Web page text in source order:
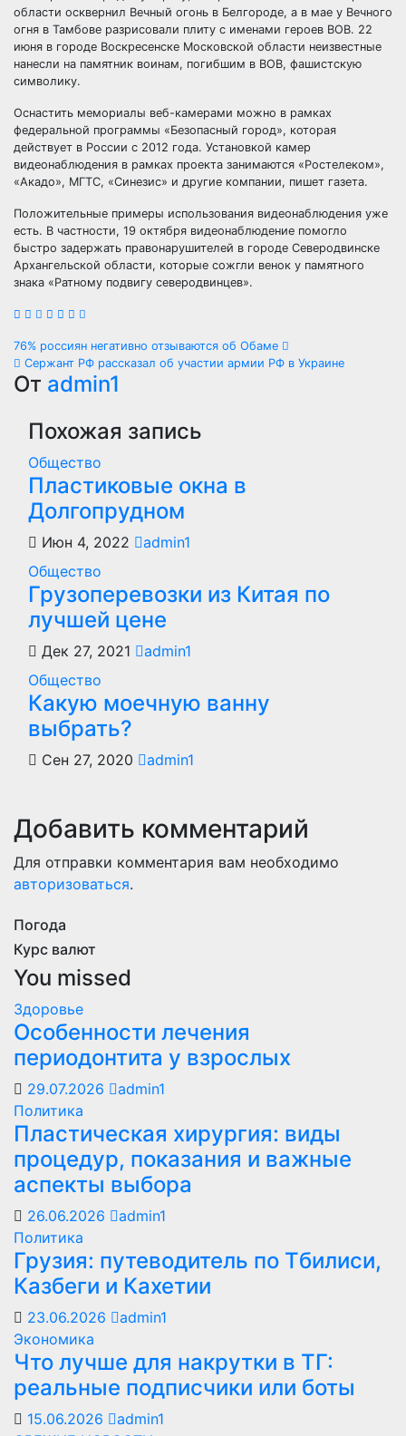
области осквернил Вечный огонь в Белгороде, а в мае у Вечного
огня в Тамбове разрисовали плиту с именами героев ВОВ. 22
июня в городе Воскресенске Московской области неизвестные
нанесли на памятник воинам, погибшим в ВОВ, фашистскую
символику.
Оснастить мемориалы веб-камерами можно в рамках
федеральной программы «Безопасный город», которая
действует в России с 2012 года. Установкой камер
видеонаблюдения в рамках проекта занимаются «Ростелеком»,
«Акадо», МГТС, «Синезис» и другие компании, пишет газета.
Положительные примеры использования видеонаблюдения уже
есть. В частности, 19 октября видеонаблюдение помогло
быстро задержать правонарушителей в городе Северодвинске
Архангельской области, которые сожгли венок у памятного
знака «Ратному подвигу северодвинцев».
Навигация
по
записям
76% россиян негативно отзываются об Обаме
Сержант РФ рассказал об участии армии РФ в Украине
От admin1
Похожая запись
Общество
Пластиковые окна в
Долгопрудном
Июн 4, 2022
admin1
Общество
Грузоперевозки из Китая по
лучшей цене
Дек 27, 2021
admin1
Общество
Какую моечную ванну
выбрать?
Сен 27, 2020 admin1
Добавить комментарий
Для отправки комментария вам необходимо
авторизоваться.
Погода
Курс валют
You missed
Здоровье
Особенности лечения
периодонтита у взрослых
29.07.2026
admin1
Политика
Пластическая хирургия: виды
процедур, показания и важные
аспекты выбора
26.06.2026
admin1
Политика
Грузия: путеводитель по Тбилиси,
Казбеги и Кахетии
23.06.2026
admin1
Экономика
Что лучше для накрутки в ТГ:
реальные подписчики или боты
15.06.2026
admin1